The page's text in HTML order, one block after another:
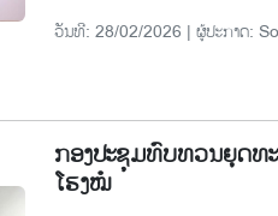
ວັນທີ: 28/02/2026 | ຜູ້ປະກາດ:
ກອງປະຊຸມທົບທວນຍຸດທ
ໂຮງໝໍ